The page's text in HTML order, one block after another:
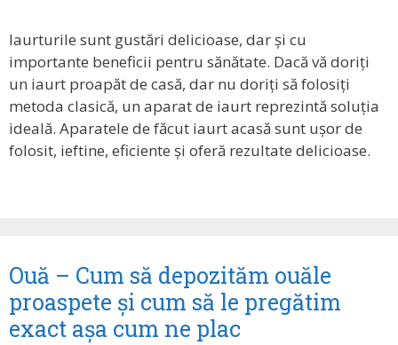
Iaurturile sunt gustări delicioase, dar și cu
importante beneficii pentru sănătate. Dacă vă doriți
un iaurt proapăt de casă, dar nu doriți să folosiți
metoda clasică, un aparat de iaurt reprezintă soluția
ideală. Aparatele de făcut iaurt acasă sunt ușor de
folosit, ieftine, eficiente și oferă rezultate delicioase.
Ouă – Cum să depozităm ouăle
proaspete și cum să le pregătim
exact așa cum ne plac